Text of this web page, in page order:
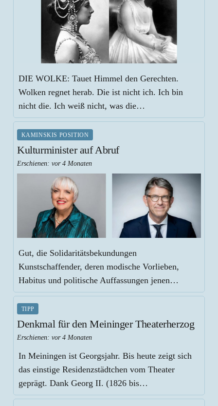
DIE WOLKE: Tauet Himmel den Gerechten.
Wolken regnet herab. Die ist nicht ich. Ich bin
nicht die. Ich weiß nicht, was die…
KAMINSKIS POSITION
Kulturminister auf Abruf
Erschienen:vor 4 Monaten
Gut, die Solidaritätsbekundungen
Kunstschaffender, deren modische Vorlieben,
Habitus und politische Auffassungen jenen…
TIPP
Denkmal für den Meininger Theaterherzog
Erschienen:vor 4 Monaten
In Meiningen ist Georgsjahr. Bis heute zeigt sich
das einstige Residenzstädtchen vom Theater
geprägt. Dank Georg II. (1826 bis…